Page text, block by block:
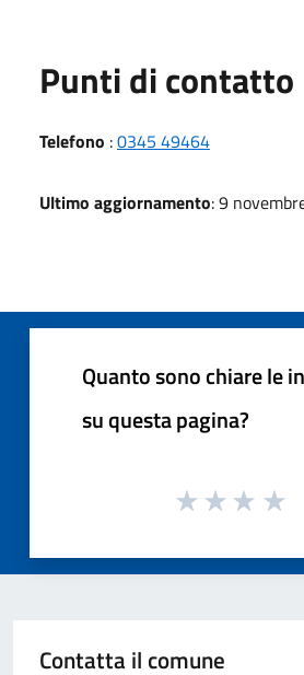
Punti di contatto
Telefono :0345 49464
Ultimo aggiornamento: 9
Quanto sono chiare le
su questa pagina?
Contatta il comune